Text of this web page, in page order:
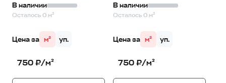
В наличии
Осталось 0 м²
Цена за м² уп.
750 ₽/м²
В наличии
Осталось 0 м²
Цена за м² уп.
750 ₽/м²